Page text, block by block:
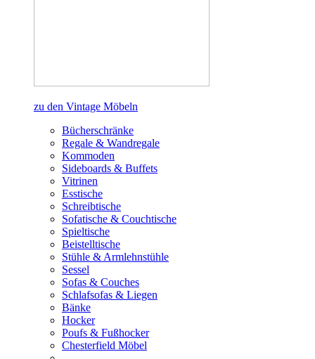
zu den Vintage Möbeln
Bücherschränke
Regale & Wandregale
Kommoden
Sideboards & Buffets
Vitrinen
Esstische
Schreibtische
Sofatische & Couchtische
Spieltische
Beistelltische
Stühle & Armlehnstühle
Sessel
Sofas & Couches
Schlafsofas & Liegen
Bänke
Hocker
Poufs & Fußhocker
Chesterfield Möbel